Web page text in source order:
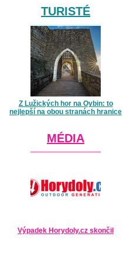
TURISTÉ
Z Lužických hor na Oybin: to
nejlepší na obou stranách hranice
MÉDIA
Výpadek Horydoly.cz skončil